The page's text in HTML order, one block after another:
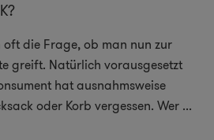
oft die Frage, ob man nun zur
greift. Natürlich vorausgesetzt
hat ausnahmsweise
oder Korb vergessen. Wer ...